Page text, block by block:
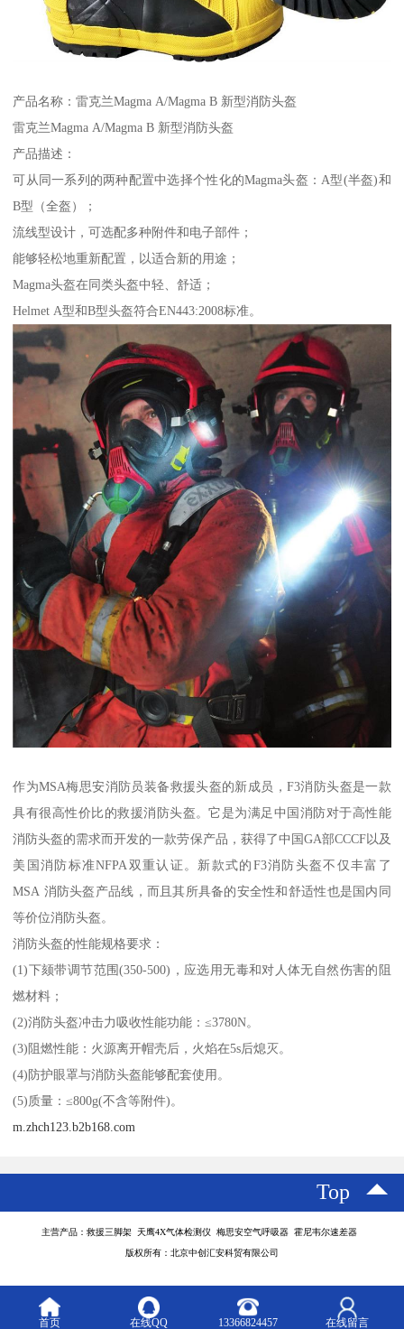
产品名称：雷克兰Magma A/Magma B 新型消防头盔
雷克兰Magma A/Magma B 新型消防头盔
产品描述：
可从同一系列的两种配置中选择个性化的Magma头盔：A型(半盔)和
B型（全盔）；
流线型设计，可选配多种附件和电子部件；
能够轻松地重新配置，以适合新的用途；
Magma头盔在同类头盔中轻、舒适；
Helmet A型和B型头盔符合EN443:2008标准。
作为MSA梅思安消防员装备救援头盔的新成员，F3消防头盔是一款
具有很高性价比的救援消防头盔。它是为满足中国消防对于高性能
消防头盔的需求而开发的一款劳保产品，获得了中国GA部CCCF以及
美国消防标准NFPA双重认证。新款式的F3消防头盔不仅丰富了
MSA 消防头盔产品线，而且其所具备的安全性和舒适性也是国内同
等价位消防头盔。
消防头盔的性能规格要求：
(1)下颏带调节范围(350-500)，应选用无毒和对人体无自然伤害的阻
燃材料；
(2)消防头盔冲击力吸收性能功能：≤3780N。
(3)阻燃性能：火源离开帽壳后，火焰在5s后熄灭。
(4)防护眼罩与消防头盔能够配套使用。
(5)质量：≤800g(不含等附件)。
m.zhch123.b2b168.com
Top
主营产品：救援三脚架 天鹰4X气体检测仪 梅思安空气呼吸器 霍尼韦尔速差器
版权所有：北京中创汇安科贸有限公司
首页 在线QQ 13366824457 在线留言